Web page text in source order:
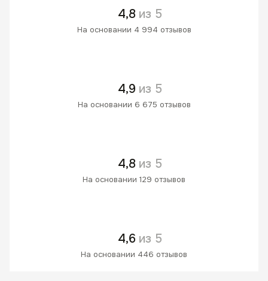
4,8 из 5
На основании 4 994 отзывов
4,9 из 5
На основании 6 675 отзывов
4,8 из 5
На основании 129 отзывов
4,6 из 5
На основании 446 отзывов